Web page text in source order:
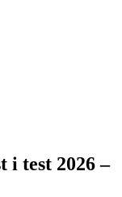
i test 2026 –